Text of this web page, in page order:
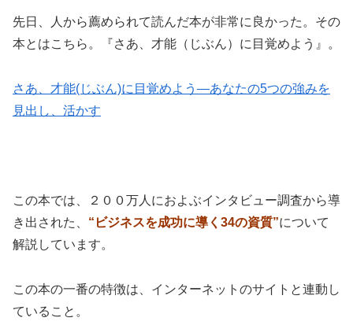
先日、人から薦められて読んだ本が非常に良かった。その
本とはこちら。『さあ、才能（じぶん）に目覚めよう』。
さあ、才能(じぶん)に目覚めよう―あなたの5つの強みを
見出し、活かす
この本では、２００万人におよぶインタビュー調査から導
き出された、 “ビジネスを成功に導く34の資質”について
解説しています。
この本の一番の特徴は、インターネットのサイトと連動し
ていること。